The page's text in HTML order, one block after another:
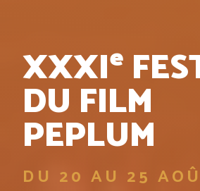
XXXIe
DU FILM
PEPLUM
DU 20 AU 25